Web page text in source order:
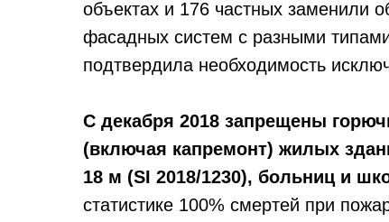
объектах и 176 частных заменили
фасадных систем с разными
подтвердила необходимость
С декабря 2018 запрещены
(включая капремонт) жилых
18 м (SI 2018/1230), больниц и
статистике 100% смертей при